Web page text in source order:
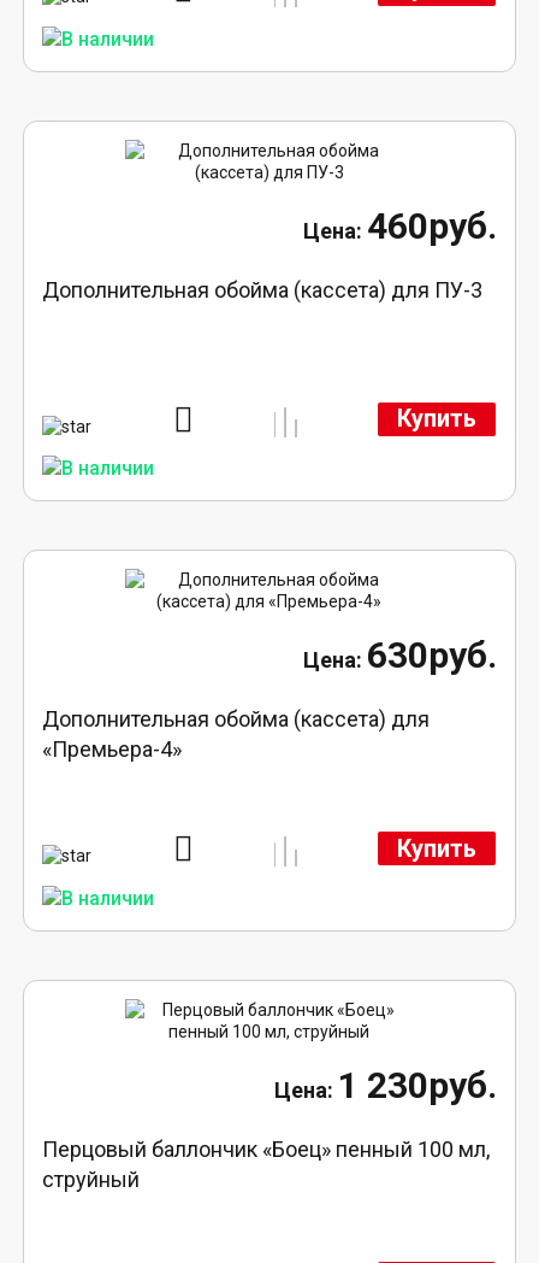
460руб.
Дополнительная обойма (кассета) для ПУ-3
Купить
630руб.
Дополнительная обойма (кассета) для
«Премьера-4»
Купить
1 230руб.
Перцовый баллончик «Боец» пенный 100 мл,
струйный